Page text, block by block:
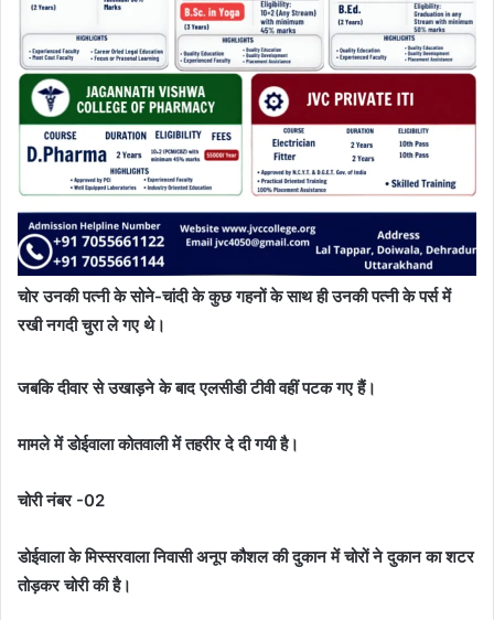
चोर उनकी पत्नी के सोने-चांदी के कुछ गहनों के साथ ही उनकी पत्नी के पर्स में
रखी नगदी चुरा ले गए थे।
जबकि दीवार से उखाड़ने के बाद एलसीडी टीवी वहीं पटक गए हैं।
मामले में डोईवाला कोतवाली में तहरीर दे दी गयी है।
चोरी नंबर -02
डोईवाला के मिस्सरवाला निवासी अनूप कौशल की दुकान में चोरों ने दुकान का शटर
तोड़कर चोरी की है।